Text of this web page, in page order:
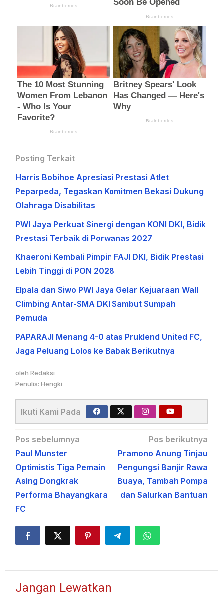
Posting Terkait
Harris Bobihoe Apresiasi Prestasi Atlet
Peparpeda, Tegaskan Komitmen Bekasi Dukung
Olahraga Disabilitas
PWI Jaya Perkuat Sinergi dengan KONI DKI, Bidik
Prestasi Terbaik di Porwanas 2027
Khaeroni Kembali Pimpin FAJI DKI, Bidik Prestasi
Lebih Tinggi di PON 2028
Elpala dan Siwo PWI Jaya Gelar Kejuaraan Wall
Climbing Antar-SMA DKI Sambut Sumpah
Pemuda
PAPARAJI Menang 4-0 atas Pruklend United FC,
Jaga Peluang Lolos ke Babak Berikutnya
oleh Redaksi
Penulis: Hengki
Ikuti Kami Pada
Navigasi
pos
Pos sebelumnya
Paul Munster
Optimistis Tiga Pemain
Asing Dongkrak
Performa Bhayangkara
FC
Pos berikutnya
Pramono Anung Tinjau
Pengungsi Banjir Rawa
Buaya, Tambah Pompa
dan Salurkan Bantuan
Jangan Lewatkan